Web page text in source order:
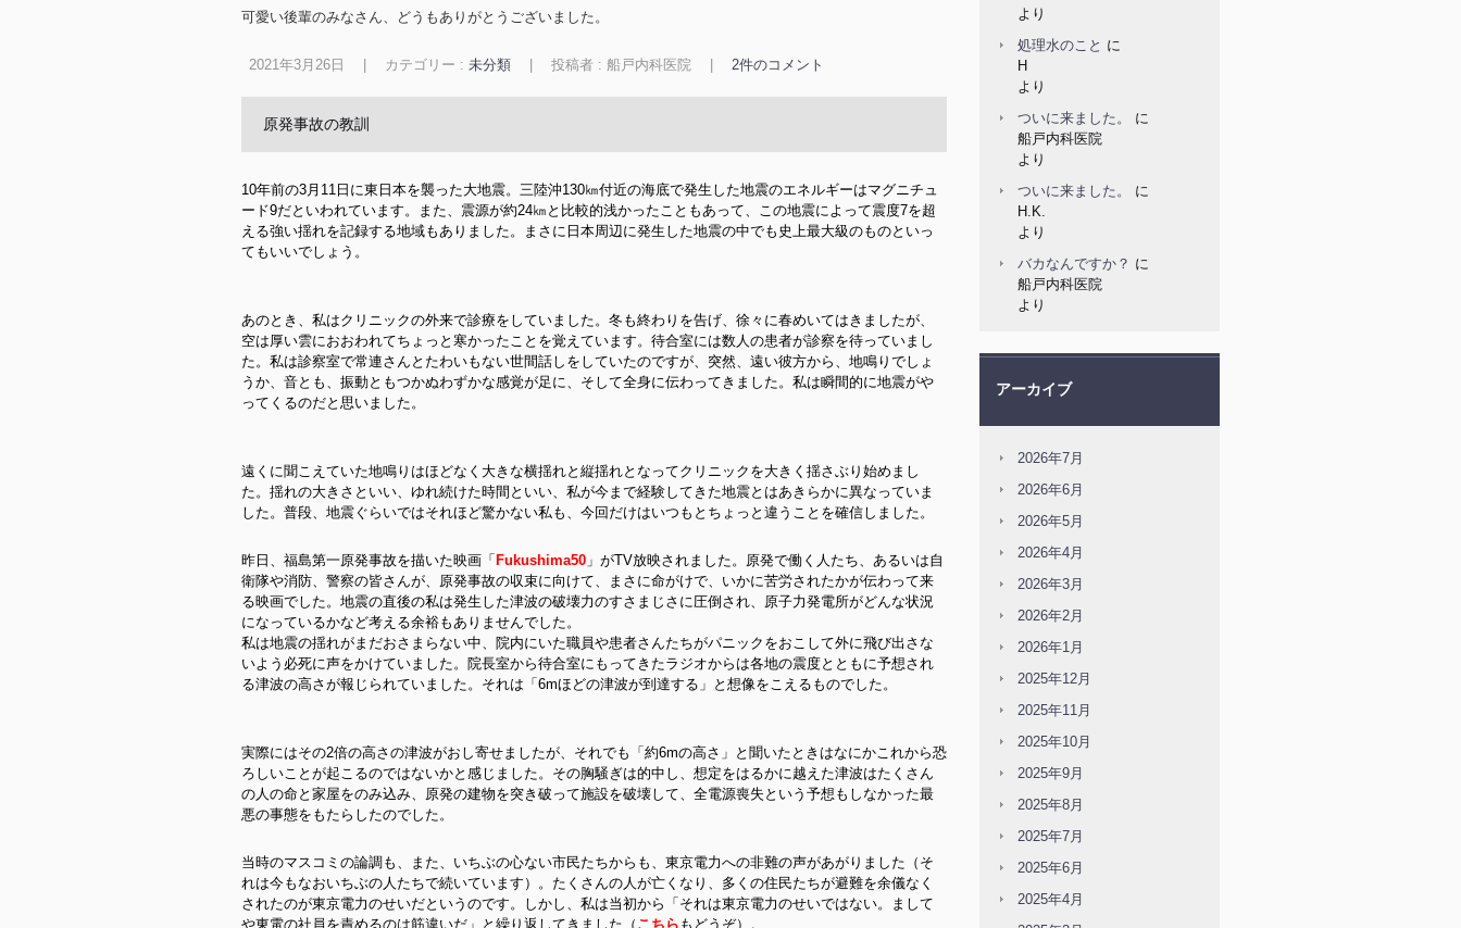
可愛い後輩のみなさん、どうもありがとうございました。
2021年3月26日 カテゴリー : 未分類 投稿者 : 船戸内科医院 2件のコメント
原発事故の教訓
10年前の3月11日に東日本を襲った大地震。三陸沖130㎞付近の海底で発生した地震のエネルギーはマグニチュ
ード9だといわれています。また、震源が約24㎞と比較的浅かったこともあって、この地震によって震度7を超
える強い揺れを記録する地域もありました。まさに日本周辺に発生した地震の中でも史上最大級のものといっ
てもいいでしょう。
あのとき、私はクリニックの外来で診療をしていました。冬も終わりを告げ、徐々に春めいてはきましたが、
空は厚い雲におおわれてちょっと寒かったことを覚えています。待合室には数人の患者が診察を待っていまし
た。私は診察室で常連さんとたわいもない世間話しをしていたのですが、突然、遠い彼方から、地鳴りでしょ
うか、音とも、振動ともつかぬわずかな感覚が足に、そして全身に伝わってきました。私は瞬間的に地震がや
ってくるのだと思いました。
遠くに聞こえていた地鳴りはほどなく大きな横揺れと縦揺れとなってクリニックを大きく揺さぶり始めまし
た。揺れの大きさといい、ゆれ続けた時間といい、私が今まで経験してきた地震とはあきらかに異なっていま
した。普段、地震ぐらいではそれほど驚かない私も、今回だけはいつもとちょっと違うことを確信しました。
昨日、福島第一原発事故を描いた映画「 Fukushima50 」がTV放映されました。原発で働く人たち、あるいは自
衛隊や消防、警察の皆さんが、原発事故の収束に向けて、まさに命がけで、いかに苦労されたかが伝わって来
る映画でした。地震の直後の私は発生した津波の破壊力のすさまじさに圧倒され、原子力発電所がどんな状況
になっているかなど考える余裕もありませんでした。
私は地震の揺れがまだおさまらない中、院内にいた職員や患者さんたちがパニックをおこして外に飛び出さな
いよう必死に声をかけていました。院長室から待合室にもってきたラジオからは各地の震度とともに予想され
る津波の高さが報じられていました。それは「6mほどの津波が到達する」と想像をこえるものでした。
実際にはその2倍の高さの津波がおし寄せましたが、それでも「約6mの高さ」と聞いたときはなにかこれから恐
ろしいことが起こるのではないかと感じました。その胸騒ぎは的中し、想定をはるかに越えた津波はたくさん
の人の命と家屋をのみ込み、原発の建物を突き破って施設を破壊して、全電源喪失という予想もしなかった最
悪の事態をもたらしたのでした。
当時のマスコミの論調も、また、いちぶの心ない市民たちからも、東京電力への非難の声があがりました（そ
れは今もなおいちぶの人たちで続いています）。たくさんの人が亡くなり、多くの住民たちが避難を余儀なく
されたのが東京電力のせいだというのです。しかし、私は当初から「それは東京電力のせいではない。まして
や東電の社員を責めるのは筋違いだ」と繰り返してきました（ こちら もどうぞ）。
より
処理水のこと に
H
より
ついに来ました。
に
船戸内科医院
より
ついに来ました。
に
H.K.
より
バカなんですか？ に
船戸内科医院
より
アーカイブ
2026年7月
2026年6月
2026年5月
2026年4月
2026年3月
2026年2月
2026年1月
2025年12月
2025年11月
2025年10月
2025年9月
2025年8月
2025年7月
2025年6月
2025年4月